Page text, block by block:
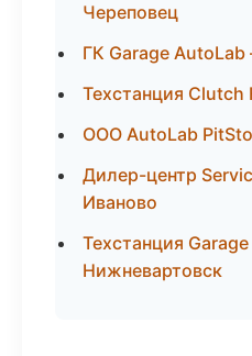
Череповец
ГК Garage
Техстанция
ООО AutoLab
Дилер-центр
Иваново
Техстанция
Нижневартовск